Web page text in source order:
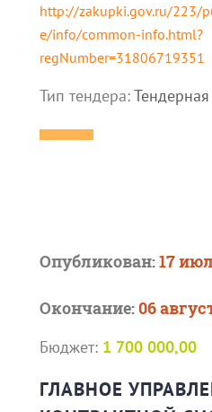
http://zakupki.gov.ru/223/
e/info/common-info.html?
regNumber=31806719351
Тип тендера:
Опубликован:17
Окончание:06
Бюджет: 1 700 000,00
ГЛАВНОЕ